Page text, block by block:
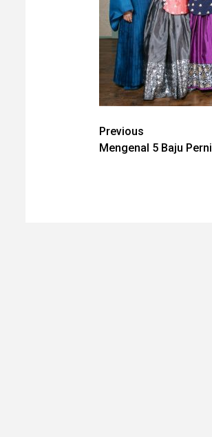
Post
navigation
Previous
Mengenal 5 Baju